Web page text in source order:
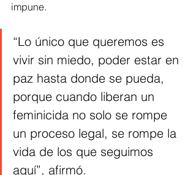
impune.
“Lo único que queremos es
vivir sin miedo, poder estar en
paz hasta donde se pueda,
porque cuando liberan un
feminicida no solo se rompe
un proceso legal, se rompe la
vida de los que seguimos
aquí”, afirmó.